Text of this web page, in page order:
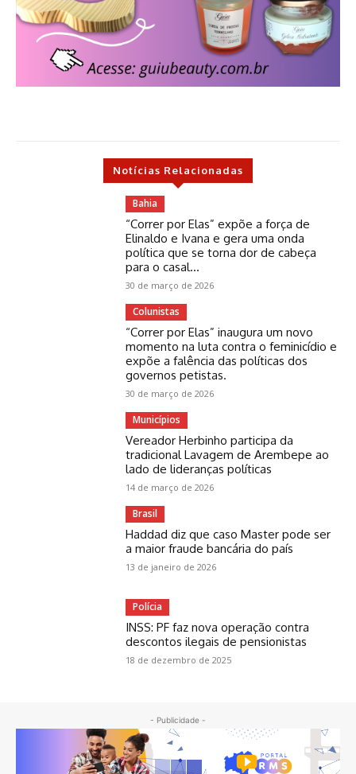
Notícias Relacionadas
Bahia
“Correr por Elas” expõe a força de
Elinaldo e Ivana e gera uma onda
política que se torna dor de cabeça
para o casal...
30 de março de 2026
Colunistas
“Correr por Elas” inaugura um novo
momento na luta contra o feminicídio e
expõe a falência das políticas dos
governos petistas.
30 de março de 2026
Municípios
Vereador Herbinho participa da
tradicional Lavagem de Arembepe ao
lado de lideranças políticas
14 de março de 2026
Brasil
Haddad diz que caso Master pode ser
a maior fraude bancária do país
13 de janeiro de 2026
Polícia
INSS: PF faz nova operação contra
descontos ilegais de pensionistas
18 de dezembro de 2025
- Publicidade -